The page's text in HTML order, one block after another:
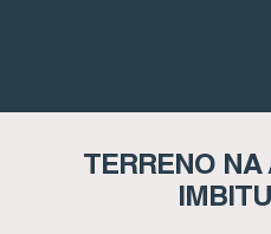
TERRENO NA